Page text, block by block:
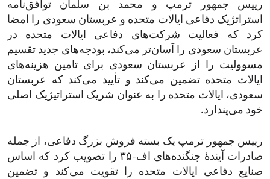
رییس جمهور ترمپ و محمد بن سلمان توافق‌نامه
استراتژیک دفاعی ایالات متحده و عربستان سعودی را امضا
کرد که فعالیت شرکت‌های دفاعی ایالات متحده در
عربستان سعودی را آسان‌تر می‌کند، بودجه‌های جدید تقسیم
مسوولیت را از عربستان سعودی برای تامین هزینه‌های
ایالات متحده تضمین می‌کند و تأیید می‌کند که عربستان
سعودی، ایالات متحده را به عنوان شریک استراتیژیک اصلی
خود می‌پندارد.
رییس جمهور ترمپ یک بسته فروش بزرگ دفاعی، از جمله
صادرات آیندۀ جنگنده‌های اف-۳۵ را تصویب کرد که اساس
صنایع دفاعی ایالات متحده را تقویت می‌کند و تضمین